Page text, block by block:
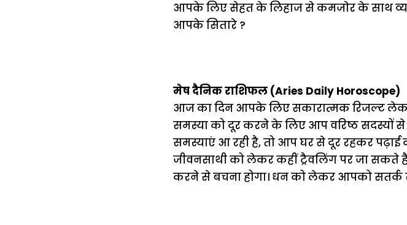
आपके लिए सेहत के लिहाज से कमजाेर के साथ
आपके सितारे ?
मेष दैनिक राशिफल (Aries Daily Horoscope)
आज का दिन आपके लिए सकारात्मक रिजल्ट
समस्या को दूर करने के लिए आप वरिष्ठ सदस्यों से
समस्याएं आ रही है, तो आप घर से दूर रहकर
जीवनसाथी को लेकर कहीं ट्रैवलिंग पर जा सकते
करने से बचना होगा। धन को लेकर आपको सतर्क